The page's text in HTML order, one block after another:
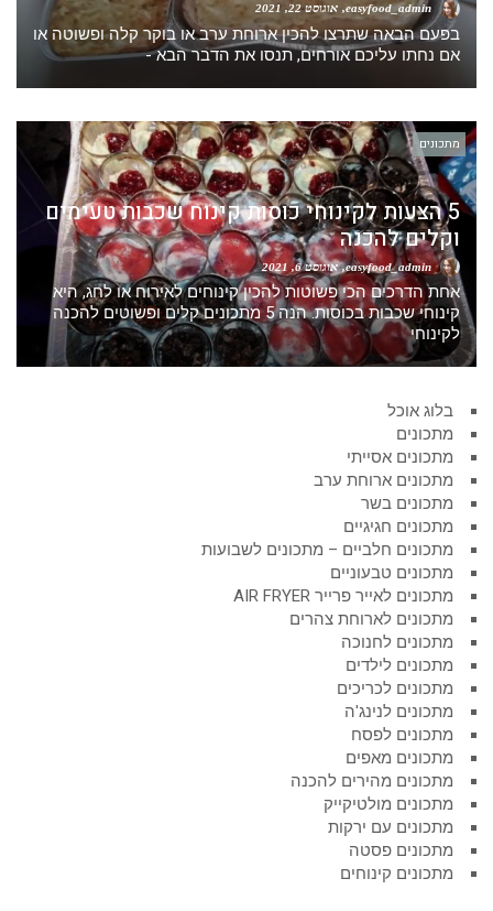
אוגוסט 22, 2021
בפעם הבאה שתרצו להכין ארוחת ערב או בוקר קלה ופשוטה או
אם נחתו עליכם אורחים, תנסו את הדבר הבא -
מתכונים
5 הצעות לקינוחי כוסות קינוח שכבות טעימים
וקלים להכנה
easyfood_admin אוגוסט 6, 2021
אחת הדרכים הכי פשוטות להכין קינוחים לאירוח או לחג, היא
קינוחי שכבות בכוסות. הנה 5 מתכונים קלים ופשוטים להכנה
לקינוחי
בלוג אוכל
מתכונים
מתכונים אסייתי
מתכונים ארוחת ערב
מתכונים בשר
מתכונים חגיגיים
מתכונים חלביים – מתכונים לשבועות
מתכונים טבעוניים
מתכונים לאייר פרייר AIR FRYER
מתכונים לארוחת צהרים
מתכונים לחנוכה
מתכונים לילדים
מתכונים לכריכים
מתכונים לנינג'ה
מתכונים לפסח
מתכונים מאפים
מתכונים מהירים להכנה
מתכונים מולטיקייק
מתכונים עם ירקות
מתכונים פסטה
מתכונים קינוחים